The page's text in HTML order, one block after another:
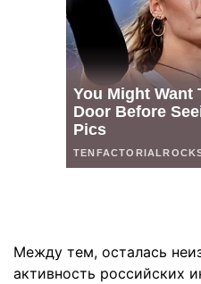
Между тем, осталась
активность российских